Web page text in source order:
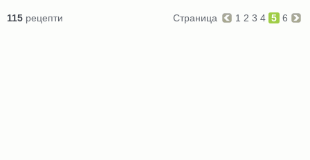
115 рецепти Страница 1 2 3 4 5 6